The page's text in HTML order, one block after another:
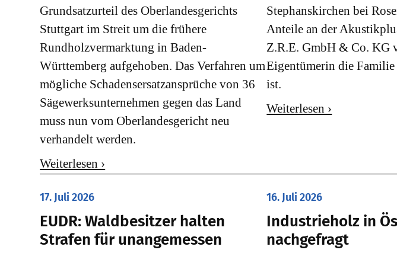
Grundsatzurteil des Oberlandesgerichts
Stuttgart im Streit um die frühere
Rundholzvermarktung in Baden-
Württemberg aufgehoben. Das Verfahren um
mögliche Schadensersatzansprüche von 36
Sägewerksunternehmen gegen das Land
muss nun vom Oberlandesgericht neu
verhandelt werden.
Weiterlesen ›
Stephanskirchen bei
Anteile an der
Z.R.E. GmbH & Co. KG
Eigentümerin die Familie
ist.
Weiterlesen ›
17. Juli 2026
EUDR: Waldbesitzer halten
Strafen für unangemessen
16. Juli 2026
Industrieholz in
nachgefragt